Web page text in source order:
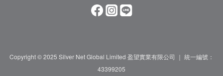
Copyright © 2025 Silver Net Global Limited 盈望實業有限公司 ｜ 統一編號：
43399205